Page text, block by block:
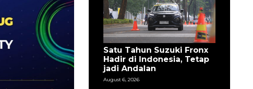
Satu Tahun Suzuki Fronx
Hadir di Indonesia, Tetap
jadi Andalan
August 6, 2026